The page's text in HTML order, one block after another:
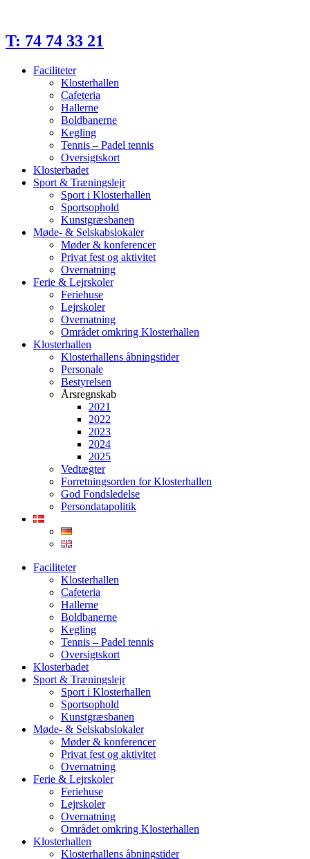
indhold
T: 74 74 33 21
Faciliteter
Klosterhallen
Cafeteria
Hallerne
Boldbanerne
Kegling
Tennis – Padel tennis
Oversigtskort
Klosterbadet
Sport & Træningslejr
Sport i Klosterhallen
Sportsophold
Kunstgræsbanen
Møde- & Selskabslokaler
Møder & konferencer
Privat fest og aktivitet
Overnatning
Ferie & Lejrskoler
Feriehuse
Lejrskoler
Overnatning
Området omkring Klosterhallen
Klosterhallen
Klosterhallens åbningstider
Personale
Bestyrelsen
Årsregnskab
2021
2022
2023
2024
2025
Vedtægter
Forretningsorden for Klosterhallen
God Fondsledelse
Persondatapolitik
Faciliteter
Klosterhallen
Cafeteria
Hallerne
Boldbanerne
Kegling
Tennis – Padel tennis
Oversigtskort
Klosterbadet
Sport & Træningslejr
Sport i Klosterhallen
Sportsophold
Kunstgræsbanen
Møde- & Selskabslokaler
Møder & konferencer
Privat fest og aktivitet
Overnatning
Ferie & Lejrskoler
Feriehuse
Lejrskoler
Overnatning
Området omkring Klosterhallen
Klosterhallen
Klosterhallens åbningstider